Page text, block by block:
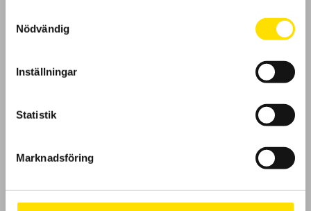
Nödvändig
Inställningar
Statistik
Marknadsföring